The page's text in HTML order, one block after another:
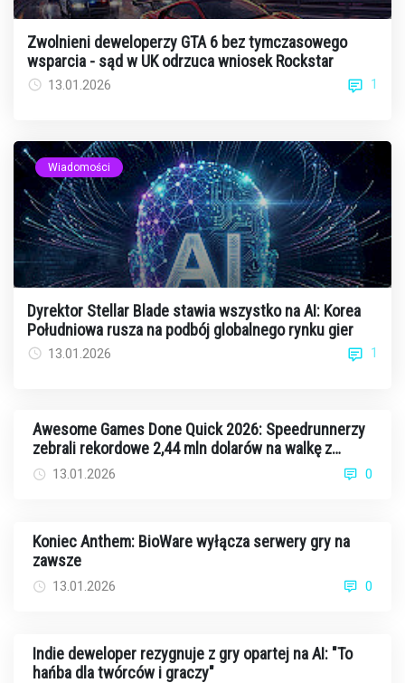
Zwolnieni deweloperzy GTA 6 bez tymczasowego
wsparcia - sąd w UK odrzuca wniosek Rockstar
13.01.2026 1
Wiadomości
Dyrektor Stellar Blade stawia wszystko na AI: Korea
Południowa rusza na podbój globalnego rynku gier
13.01.2026 1
Awesome Games Done Quick 2026: Speedrunnerzy
zebrali rekordowe 2,44 mln dolarów na walkę z
rakiem13.01.2026 0
Koniec Anthem: BioWare wyłącza serwery gry na
zawsze
13.01.2026 0
Indie deweloper rezygnuje z gry opartej na AI: "To
hańba dla twórców i graczy"